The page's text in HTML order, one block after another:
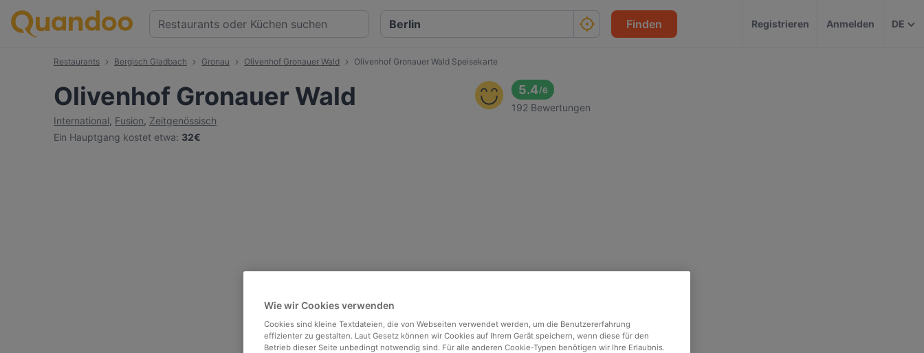
Finden Registrieren Anmelden DE
Restaurants Bergisch Gladbach Gronau Olivenhof Gronauer Wald Olivenhof Gronauer Wald Speisekarte
Olivenhof Gronauer Wald
International, Fusion, Zeitgenössisch
Ein Hauptgang kostet etwa: 32€
5.4/6
192 Bewertungen
Wie wir Cookies verwenden
Cookies sind kleine Textdateien, die von Webseiten verwendet werden, um die Benutzererfahrung
effizienter zu gestalten. Laut Gesetz können wir Cookies auf Ihrem Gerät speichern, wenn diese für den
Betrieb dieser Seite unbedingt notwendig sind. Für alle anderen Cookie-Typen benötigen wir Ihre Erlaubnis.